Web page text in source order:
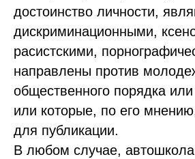
достоинство личности,
дискриминационными,
расистскими,
направлены против
общественного порядка или
или которые, по его
для публикации.
В любом случае,